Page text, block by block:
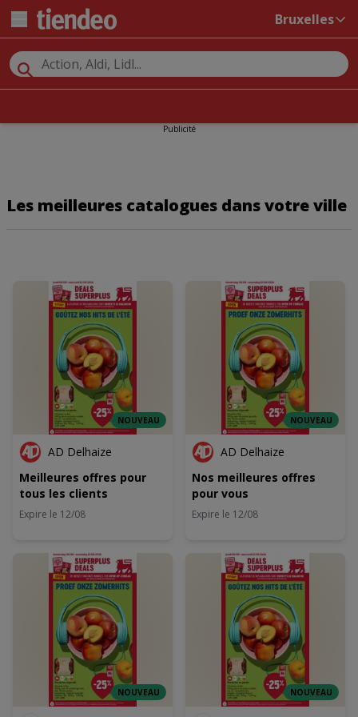
Bruxelles
Publicité
Les meilleures catalogues dans votre ville
NOUVEAU
AD Delhaize
Meilleures offres pour
tous les clients
Expire le 12/08
NOUVEAU
AD Delhaize
Nos meilleures offres
pour vous
Expire le 12/08
NOUVEAU NOUVEAU